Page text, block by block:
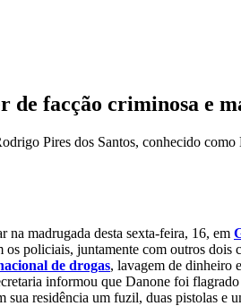
facção criminosa e
Pires dos Santos, conhecido como
madrugada desta sexta-feira, 16, em
policiais, juntamente com outros
de drogas, lavagem de dinheiro
informou que Danone foi
residência um fuzil, duas pistolas e